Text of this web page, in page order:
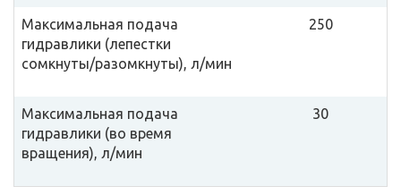
Максимальная подача
гидравлики (лепестки
сомкнуты/разомкнуты), л/мин
250
Максимальная подача
гидравлики (во время
вращения), л/мин
30